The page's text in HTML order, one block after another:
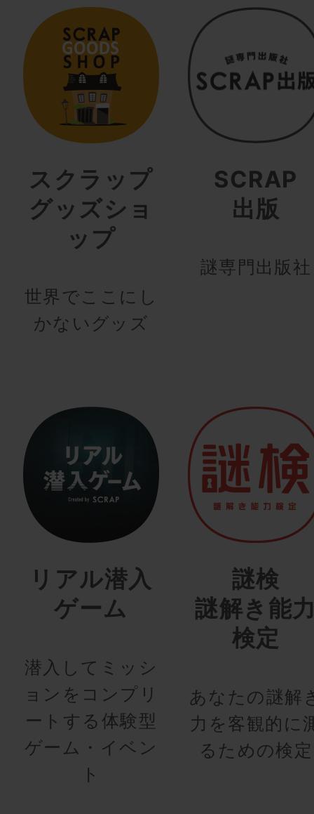
スクラップ
グッズショ
ップ
世界でここにし
かないグッズ
SCRAP
出版
謎専門出版社
リアル潜入
ゲーム
潜入してミッシ
ョンをコンプリ
ートする体験型
ゲーム・イベン
ト
謎検
謎解き能
検定
あなたの謎解
力を客観的に
るための検定